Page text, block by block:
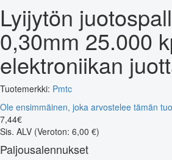
Lyijytön
0,30mm 25.000
elektroniikan
Tuotemerkki: Pmtc
Ole ensimmäinen, joka arvostelee tämän
7,44€
Sis. ALV (Veroton: 6,00 €)
Paljousalennukset